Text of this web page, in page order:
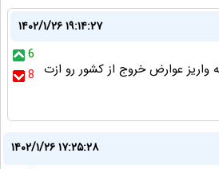
۱۴۰۲/۱/۲۶ ۱۹:۱۴:۲۷
6
8 واريز عوارض خروج از كشور رو ازت
۱۴۰۲/۱/۲۶ ۱۷:۲۵:۲۸